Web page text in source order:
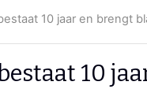
10 jaar en brengt
10